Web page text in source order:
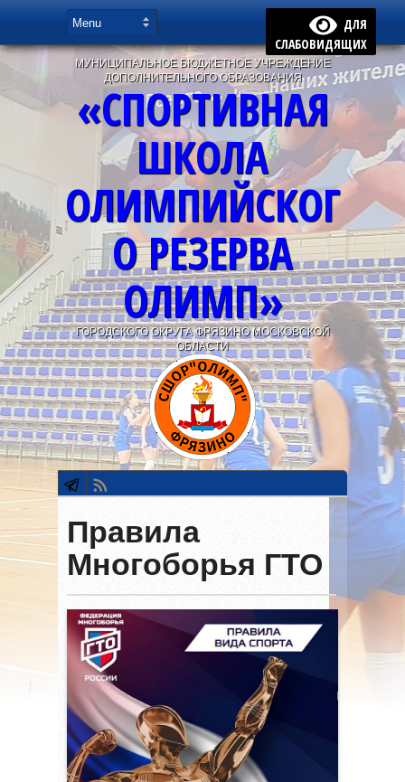
ДЛЯ
СЛАБОВИДЯЩИХ
МУНИЦИПАЛЬНОЕ БЮДЖЕТНОЕ УЧРЕЖДЕНИЕ
ДОПОЛНИТЕЛЬНОГО ОБРАЗОВАНИЯ
«СПОРТИВНАЯ
ШКОЛА
ОЛИМПИЙСКОГ
О РЕЗЕРВА
ОЛИМП»
ГОРОДСКОГО ОКРУГА ФРЯЗИНО МОСКОВСКОЙ
ОБЛАСТИ
Правила
Многоборья ГТО